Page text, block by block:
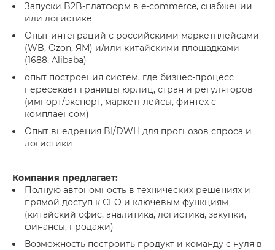
Запуски B2B-платформ в e-commerce, снабжении
или логистике
Опыт интеграций с российскими маркетплейсами
(WB, Ozon, ЯМ) и/или китайскими площадками
(1688, Alibaba)
опыт построения систем, где бизнес-процесс
пересекает границы юрлиц, стран и регуляторов
(импорт/экспорт, маркетплейсы, финтех с
комплаенсом)
Опыт внедрения BI/DWH для прогнозов спроса и
логистики
Компания предлагает:
​​​​​​Полную автономность в технических решениях и
прямой доступ к CEO и ключевым функциям
(китайский офис, аналитика, логистика, закупки,
финансы, продажи)
Возможность построить продукт и команду с нуля в